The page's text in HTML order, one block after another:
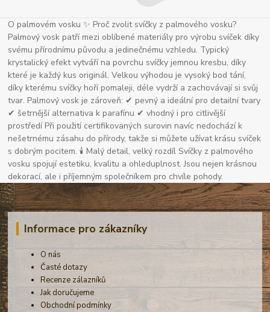
O palmovém vosku ✨ Proč zvolit svíčky z palmového vosku?
Palmový vosk patří mezi oblíbené materiály pro výrobu svíček díky
svému přírodnímu původu a jedinečnému vzhledu. Typický
krystalický efekt vytváří na povrchu svíčky jemnou kresbu, díky
které je každý kus originál. Velkou výhodou je vysoký bod tání,
díky kterému svíčky hoří pomaleji, déle vydrží a zachovávají si svůj
tvar. Palmový vosk je zároveň: ✔ pevný a ideální pro detailní tvary
✔ šetrnější alternativa k parafínu ✔ vhodný i pro citlivější
prostředí Při použití certifikovaných surovin navíc nedochází k
nešetrnému zásahu do přírody, takže si můžete užívat krásu svíček
s dobrým pocitem. 🕯 Malý detail, velký rozdíl Svíčky z palmového
vosku spojují estetiku, kvalitu a ohleduplnost. Jsou nejen krásnou
dekorací, ale i příjemným společníkem pro chvíle pohody.
Informace pro zákazníky
O nás
Časté dotazy
Recenze zálazníků
Jak doručujeme
Obchodní podmínky